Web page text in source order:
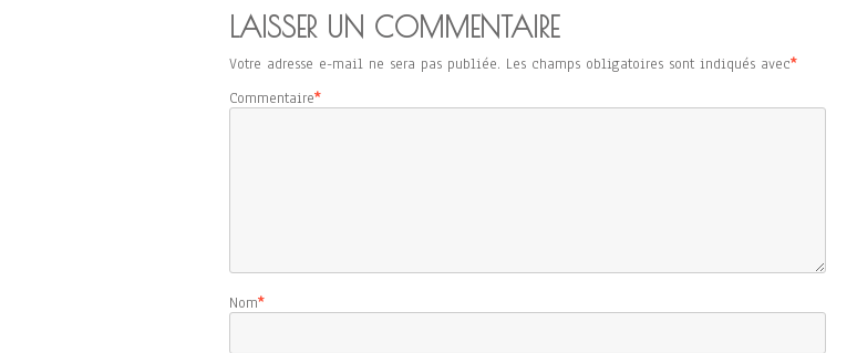
LAISSER UN COMMENTAIRE
Votre adresse e-mail ne sera pas publiée. Les champs obligatoires sont indiqués avec*
Commentaire*
Nom*